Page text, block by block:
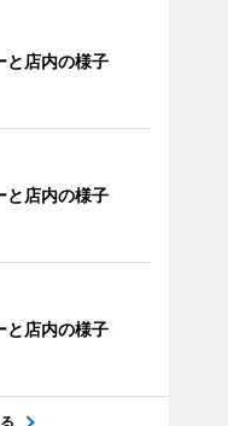
と店内の様子
と店内の様子
と店内の様子